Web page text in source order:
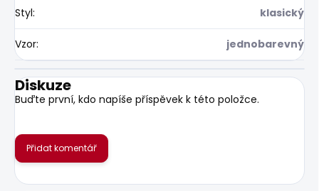
Styl: klasický
Vzor: jednobarevný
Diskuze
Buďte první, kdo napíše příspěvek k této položce.
Přidat komentář